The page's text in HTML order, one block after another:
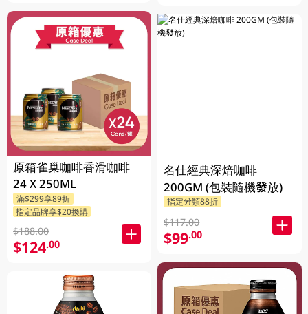
原箱雀巢咖啡香滑咖啡
24 X 250ML
滿$299享89折
指定品牌享$20換購
$188.00
$124.00
名仕經典深焙咖啡
200GM (包裝隨機發放)
指定分類88折
$117.00
$99.00